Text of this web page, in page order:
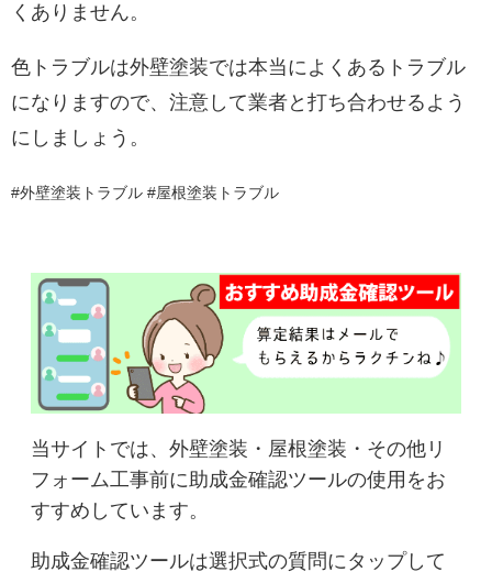
くありません。
色トラブルは外壁塗装では本当によくあるトラブル
になりますので、注意して業者と打ち合わせるよう
にしましょう。
#外壁塗装トラブル #屋根塗装トラブル
当サイトでは、外壁塗装・屋根塗装・その他リ
フォーム工事前に助成金確認ツールの使用をお
すすめしています。
助成金確認ツールは選択式の質問にタップして